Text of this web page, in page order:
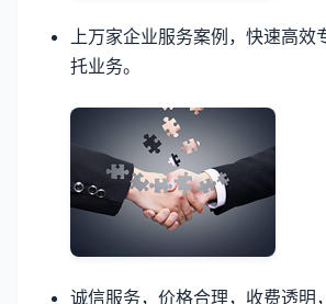
上万家企业服务案例，快速高效
托业务。
诚信服务，价格合理，收费透明